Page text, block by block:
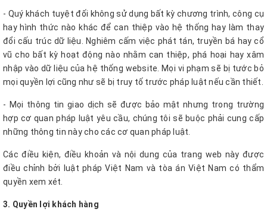
- Quý khách tuyệt đối không sử dụng bất kỳ chương trình, công cụ
hay hình thức nào khác để can thiệp vào hệ thống hay làm thay
đổi cấu trúc dữ liệu. Nghiêm cấm việc phát tán, truyền bá hay cổ
vũ cho bất kỳ hoạt động nào nhằm can thiệp, phá hoại hay xâm
nhập vào dữ liệu của hệ thống website. Mọi vi phạm sẽ bị tước bỏ
mọi quyền lợi cũng như sẽ bị truy tố trước pháp luật nếu cần thiết.
- Mọi thông tin giao dịch sẽ được bảo mật nhưng trong trường
hợp cơ quan pháp luật yêu cầu, chúng tôi sẽ buộc phải cung cấp
những thông tin này cho các cơ quan pháp luật.
Các điều kiện, điều khoản và nội dung của trang web này được
điều chỉnh bởi luật pháp Việt Nam và tòa án Việt Nam có thẩm
quyền xem xét.
3. Quyền lợi khách hàng